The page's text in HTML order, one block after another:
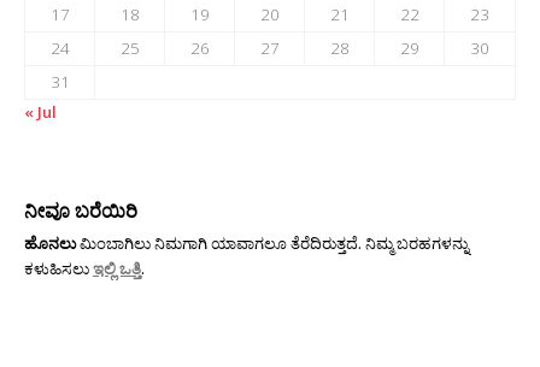
17
18 19 20 21 22
23
24
25 26 27 28 29
30
31
« Jul
ನೀವೂ ಬರೆಯಿರಿ
ಹೊನಲುಮಿಂಬಾಗಿಲು ನಿಮಗಾಗಿ ಯಾವಾಗಲೂ ತೆರೆದಿರುತ್ತದೆ. ನಿಮ್ಮ ಬರಹಗಳನ್ನು
ಕಳುಹಿಸಲುಇಲ್ಲಿ ಒತ್ತಿ.